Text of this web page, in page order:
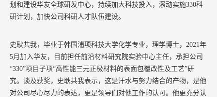
划和建设华友全球研发中心，持续加大科技投入，滚动实施330科
研计划，加快公司科研人才队伍建设。
史耿共我，毕业于韩国浦项科技大学化学专业，理学博士， 2021年
5月加入华友，目前担任前沿材料研究院实验中心主任，承担公司
“330”项目子项“高性能三元正极材料的表面包覆改性及工艺”研
究。谈及获奖，史耿共我表示，这是汗水与努力结合的产物，是他
对公司尽心尽力的表达，更是领导们对他工作的认可。他更充分认